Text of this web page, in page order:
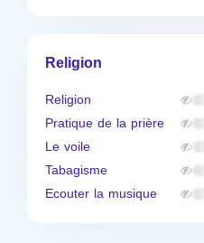
Religion
Religion
Pratique de la prière
Le voile
Tabagisme
Ecouter la musique